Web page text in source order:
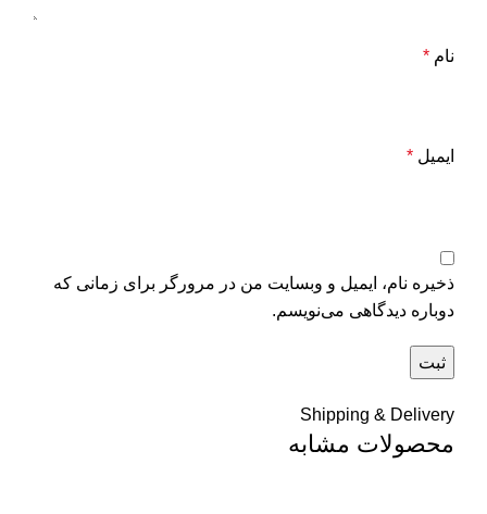
نام *
ایمیل *
ذخیره نام، ایمیل و وبسایت من در مرورگر برای زمانی که
دوباره دیدگاهی می‌نویسم.
Shipping & Delivery
محصولات مشابه